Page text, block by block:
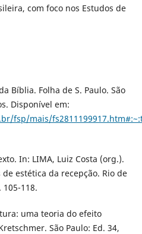
com foco nos Estudos de
Bíblia. Folha de S. Paulo. São
Disponível em:
fsp/mais/
In: LIMA, Luiz Costa (org.).
estética da recepção. Rio de
105-118.
uma teoria do efeito
São Paulo: Ed. 34,